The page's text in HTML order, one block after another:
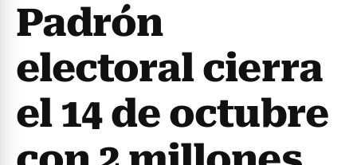
Padrón
electoral cierra
el 14 de octubre